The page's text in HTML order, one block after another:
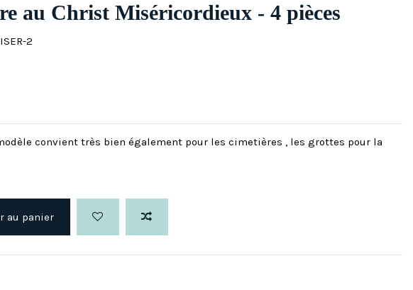
au Christ Miséricordieux - 4 pièces
2
convient très bien également pour les cimetières , les grottes pour la
au panier